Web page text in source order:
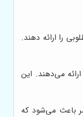
را ارائه دهند.
می‌دهند. این
باعث می‌شود که